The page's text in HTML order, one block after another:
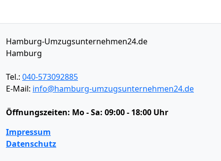
Hamburg-Umzugsunternehmen24.de
Hamburg
Tel.: 040-573092885
E-Mail: info@hamburg-umzugsunternehmen24.de
Öffnungszeiten: Mo - Sa: 09:00 - 18:00 Uhr
Impressum
Datenschutz